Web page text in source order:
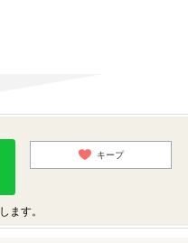
キープ
ます。